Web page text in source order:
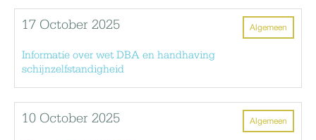
Algemeen
17 October 2025
Informatie over wet DBA en handhaving
schijnzelfstandigheid
Algemeen
10 October 2025